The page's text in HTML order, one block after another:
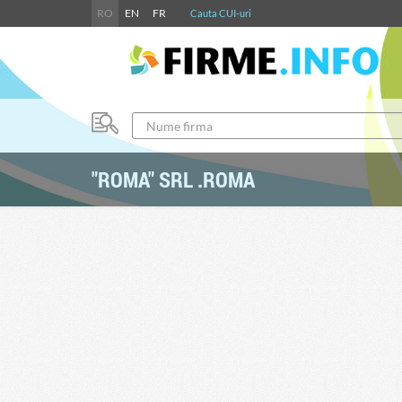
RO EN FR Cauta CUI-uri
"ROMA" SRL .ROMA